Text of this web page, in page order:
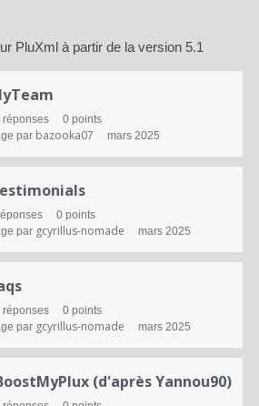
PluXml à partir de la version 5.1
réponses 0 points
par bazooka07 mars 2025
0 points
par gcyrillus-nomade mars 2025
réponses 0 points
par gcyrillus-nomade mars 2025
(d'après Yannou90)